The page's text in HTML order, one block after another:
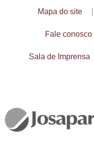
Mapa do site
Fale conosco
Sala de Imprensa